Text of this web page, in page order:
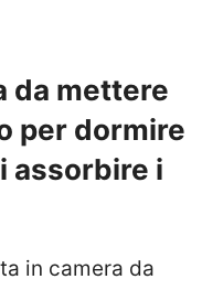
da mettere
per dormire
assorbire i
in camera da